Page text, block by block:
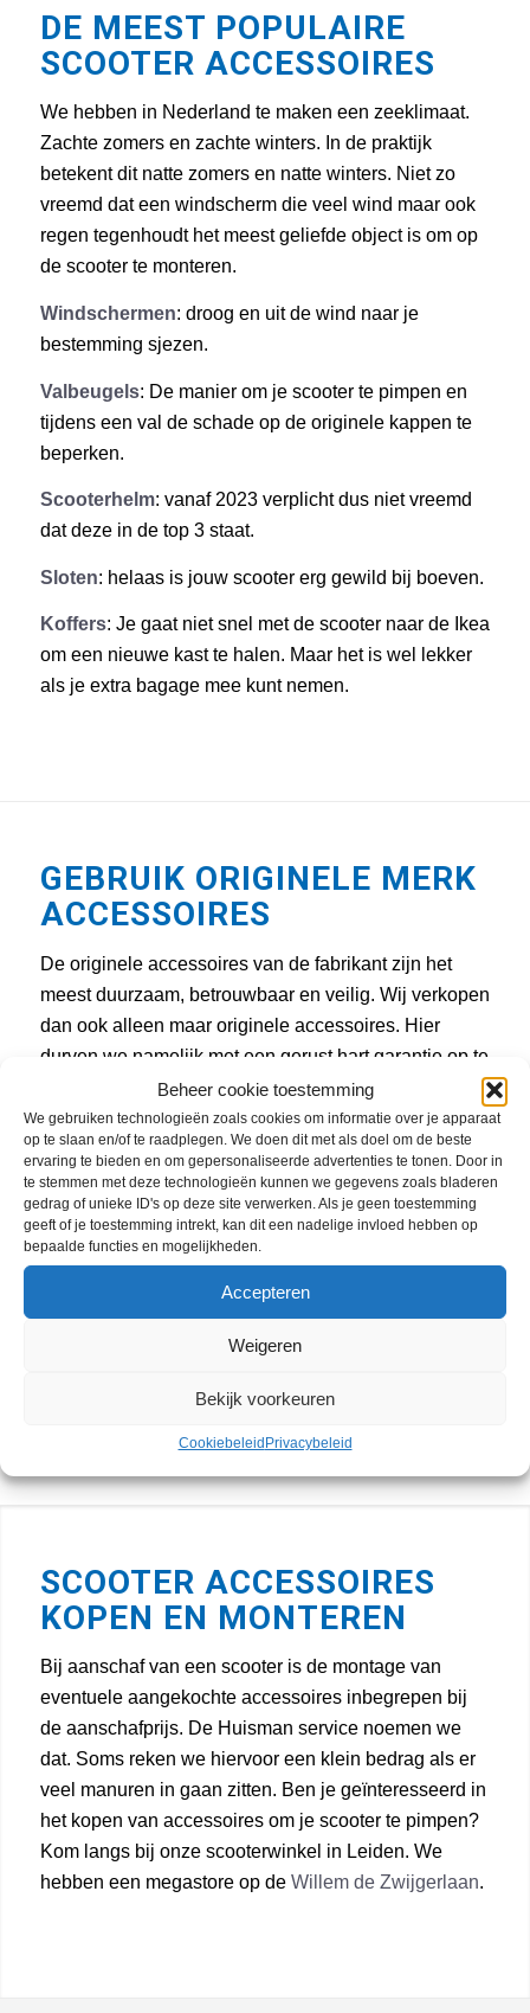
Beheer cookie toestemming
We gebruiken technologieën zoals cookies om informatie over je apparaat
op te slaan en/of te raadplegen. We doen dit met als doel om de beste
ervaring te bieden en om gepersonaliseerde advertenties te tonen. Door in
te stemmen met deze technologieën kunnen we gegevens zoals bladeren
gedrag of unieke ID's op deze site verwerken. Als je geen toestemming
geeft of je toestemming intrekt, kan dit een nadelige invloed hebben op
bepaalde functies en mogelijkheden.
Accepteren
Weigeren
Bekijk voorkeuren
Cookiebeleid Privacybeleid
DE MEEST POPULAIRE
SCOOTER ACCESSOIRES
We hebben in Nederland te maken een zeeklimaat.
Zachte zomers en zachte winters. In de praktijk
betekent dit natte zomers en natte winters. Niet zo
vreemd dat een windscherm die veel wind maar ook
regen tegenhoudt het meest geliefde object is om op
de scooter te monteren.
Windschermen: droog en uit de wind naar je
bestemming sjezen.
Valbeugels: De manier om je scooter te pimpen en
tijdens een val de schade op de originele kappen te
beperken.
Scooterhelm: vanaf 2023 verplicht dus niet vreemd
dat deze in de top 3 staat.
Sloten: helaas is jouw scooter erg gewild bij boeven.
Koffers: Je gaat niet snel met de scooter naar de Ikea
om een nieuwe kast te halen. Maar het is wel lekker
als je extra bagage mee kunt nemen.
GEBRUIK ORIGINELE MERK
ACCESSOIRES
De originele accessoires van de fabrikant zijn het
meest duurzaam, betrouwbaar en veilig. Wij verkopen
dan ook alleen maar originele accessoires. Hier
durven we namelijk met een gerust hart garantie op te
geven. Wij leveren en installeren van de volgende
scooter merken de accessoires:
Vespa, Piaggo, Yamaha, Kymco, Sym, Peugeot,
Aprilla.
SCOOTER ACCESSOIRES
KOPEN EN MONTEREN
Bij aanschaf van een scooter is de montage van
eventuele aangekochte accessoires inbegrepen bij
de aanschafprijs. De Huisman service noemen we
dat. Soms reken we hiervoor een klein bedrag als er
veel manuren in gaan zitten. Ben je geïnteresseerd in
het kopen van accessoires om je scooter te pimpen?
Kom langs bij onze scooterwinkel in Leiden. We
hebben een megastore op de Willem de Zwijgerlaan.